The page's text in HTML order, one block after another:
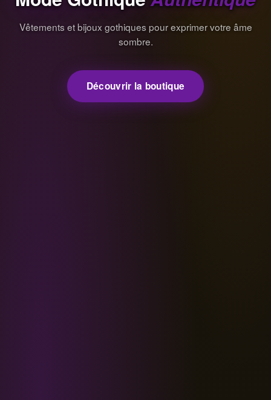
Vêtements et bijoux gothiques pour exprimer votre âme
sombre.
Découvrir la boutique